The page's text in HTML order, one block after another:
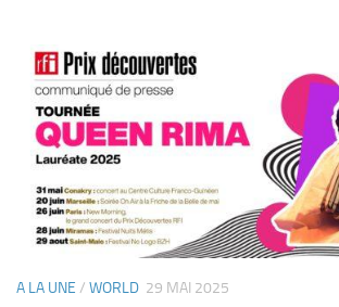
A LA UNE / WORLD 29 MAI 2025